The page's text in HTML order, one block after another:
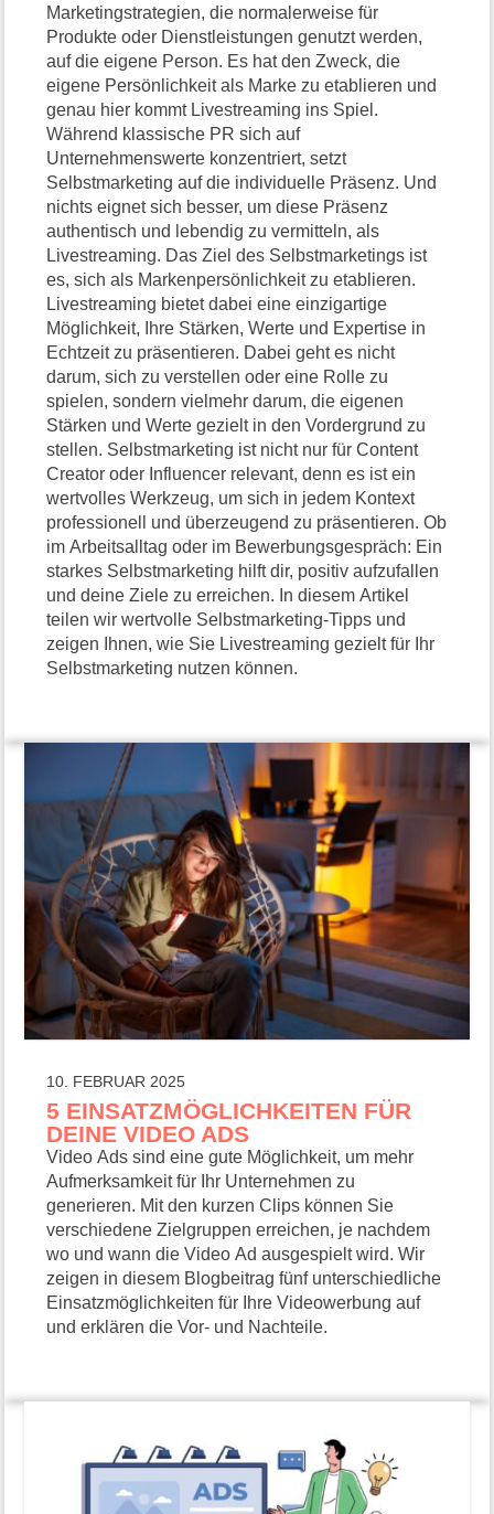
Marketingstrategien, die normalerweise für
Produkte oder Dienstleistungen genutzt werden,
auf die eigene Person. Es hat den Zweck, die
eigene Persönlichkeit als Marke zu etablieren und
genau hier kommt Livestreaming ins Spiel.
Während klassische PR sich auf
Unternehmenswerte konzentriert, setzt
Selbstmarketing auf die individuelle Präsenz. Und
nichts eignet sich besser, um diese Präsenz
authentisch und lebendig zu vermitteln, als
Livestreaming. Das Ziel des Selbstmarketings ist
es, sich als Markenpersönlichkeit zu etablieren.
Livestreaming bietet dabei eine einzigartige
Möglichkeit, Ihre Stärken, Werte und Expertise in
Echtzeit zu präsentieren. Dabei geht es nicht
darum, sich zu verstellen oder eine Rolle zu
spielen, sondern vielmehr darum, die eigenen
Stärken und Werte gezielt in den Vordergrund zu
stellen. Selbstmarketing ist nicht nur für Content
Creator oder Influencer relevant, denn es ist ein
wertvolles Werkzeug, um sich in jedem Kontext
professionell und überzeugend zu präsentieren. Ob
im Arbeitsalltag oder im Bewerbungsgespräch: Ein
starkes Selbstmarketing hilft dir, positiv aufzufallen
und deine Ziele zu erreichen. In diesem Artikel
teilen wir wertvolle Selbstmarketing-Tipps und
zeigen Ihnen, wie Sie Livestreaming gezielt für Ihr
Selbstmarketing nutzen können.
10. FEBRUAR 2025
5 EINSATZMÖGLICHKEITEN FÜR
DEINE VIDEO ADS
Video Ads sind eine gute Möglichkeit, um mehr
Aufmerksamkeit für Ihr Unternehmen zu
generieren. Mit den kurzen Clips können Sie
verschiedene Zielgruppen erreichen, je nachdem
wo und wann die Video Ad ausgespielt wird. Wir
zeigen in diesem Blogbeitrag fünf unterschiedliche
Einsatzmöglichkeiten für Ihre Videowerbung auf
und erklären die Vor- und Nachteile.